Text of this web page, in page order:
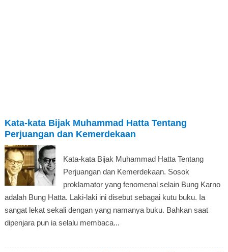
Kata-kata Bijak Muhammad Hatta Tentang
Perjuangan dan Kemerdekaan
Kata-kata Bijak Muhammad Hatta Tentang
Perjuangan dan Kemerdekaan. Sosok
proklamator yang fenomenal selain Bung Karno
adalah Bung Hatta. Laki-laki ini disebut sebagai kutu buku. Ia
sangat lekat sekali dengan yang namanya buku. Bahkan saat
dipenjara pun ia selalu membaca...